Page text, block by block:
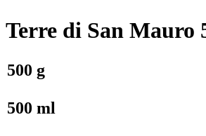
Terre di San Mauro
500 g
500 ml